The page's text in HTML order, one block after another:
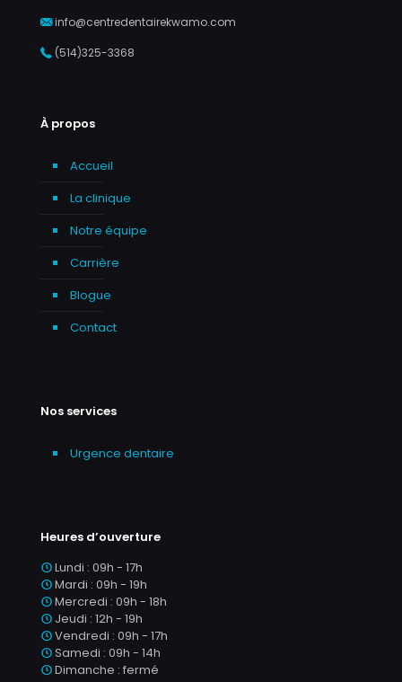
info@centredentairekwamo.com
(514)325-3368
À propos
Accueil
La clinique
Notre équipe
Carrière
Blogue
Contact
Nos services
Urgence dentaire
Heures d’ouverture
Lundi : 09h - 17h
Mardi : 09h - 19h
Mercredi : 09h - 18h
Jeudi : 12h - 19h
Vendredi : 09h - 17h
Samedi : 09h - 14h
Dimanche : fermé